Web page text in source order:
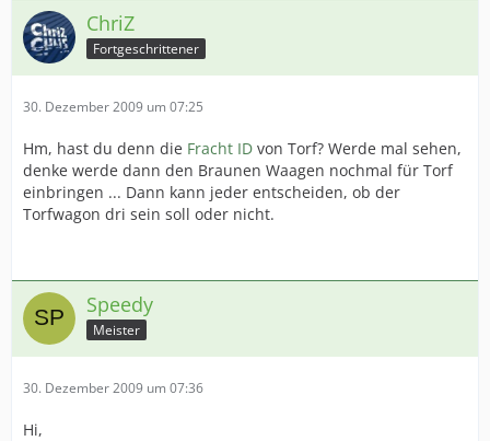
ChriZ
Fortgeschrittener
30. Dezember 2009 um 07:25
Hm, hast du denn die Fracht ID von Torf? Werde mal sehen,
denke werde dann den Braunen Waagen nochmal für Torf
einbringen ... Dann kann jeder entscheiden, ob der
Torfwagon dri sein soll oder nicht.
Speedy
Meister
30. Dezember 2009 um 07:36
Hi,